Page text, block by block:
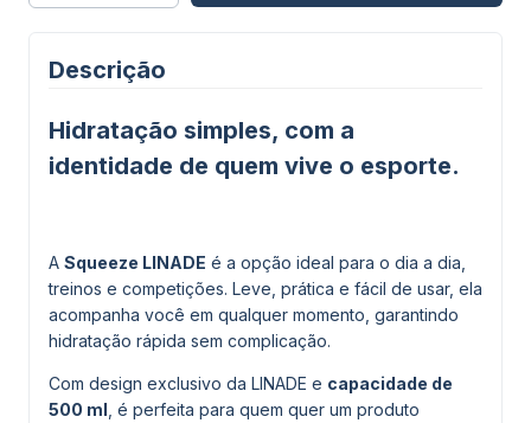
Descrição
Hidratação simples, com a
identidade de quem vive o esporte.
A Squeeze LINADE é a opção ideal para o dia a dia,
treinos e competições. Leve, prática e fácil de usar, ela
acompanha você em qualquer momento, garantindo
hidratação rápida sem complicação.
Com design exclusivo da LINADE e capacidade de
500 ml , é perfeita para quem quer um produto